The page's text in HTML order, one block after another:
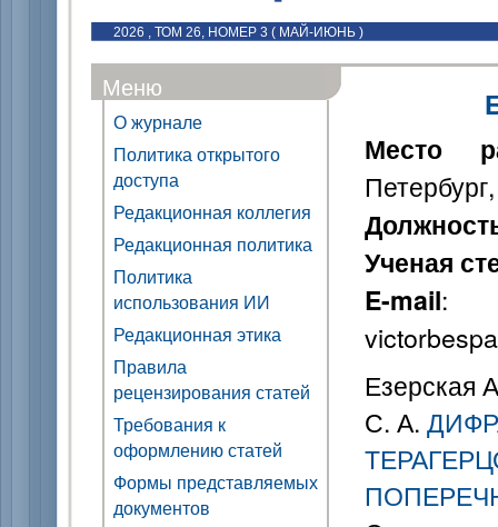
2026 , ТОМ 26, НОМЕР 3 ( МАЙ-ИЮНЬ )
Меню
О журнале
Политика открытого
доступа
Редакционная коллегия
Редакционная политика
Политика
использования ИИ
Редакционная этика
Правила
рецензирования статей
Требования к
оформлению статей
Формы представляемых
документов
Место
Ученая
E-mail:
Езерская
С. А.